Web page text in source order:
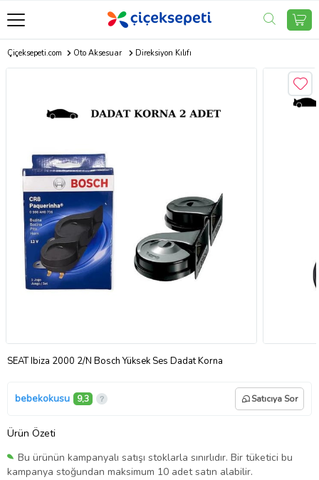
Çiçeksepeti.com Oto Aksesuar Direksiyon Kılıfı
SEAT Ibiza 2000 2/N Bosch Yüksek Ses Dadat Korna
bebekokusu 9,3 Satıcıya Sor
Ürün Özeti
Bu ürünün kampanyalı satışı stoklarla sınırlıdır. Bir tüketici bu
kampanya stoğundan maksimum 10 adet satın alabilir.